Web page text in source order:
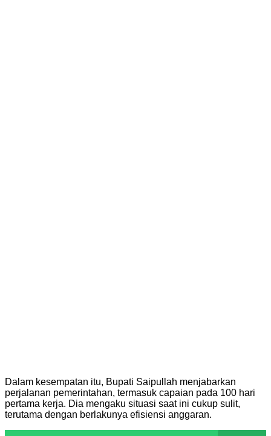
Dalam kesempatan itu, Bupati Saipullah menjabarkan
perjalanan pemerintahan, termasuk capaian pada 100 hari
pertama kerja. Dia mengaku situasi saat ini cukup sulit,
terutama dengan berlakunya efisiensi anggaran.